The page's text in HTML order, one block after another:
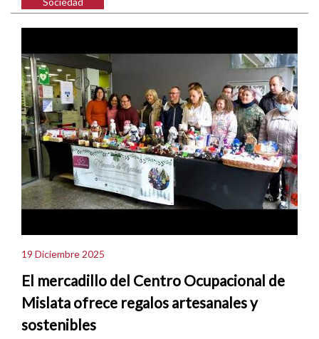
19 Diciembre 2025
El mercadillo del Centro Ocupacional de
Mislata ofrece regalos artesanales y
sostenibles